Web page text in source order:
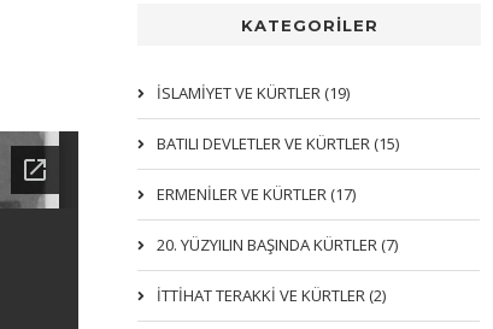
KATEGORİLER
İSLAMIYET VE KÜRTLER (19)
BATILI DEVLETLER VE KÜRTLER (15)
ERMENİLER VE KÜRTLER (17)
20. YÜZYILIN BAŞINDA KÜRTLER (7)
İTTIHAT TERAKKI VE KÜRTLER (2)